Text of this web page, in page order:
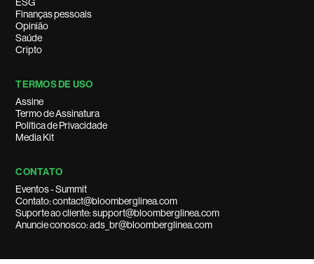
Finanças pessoais
Opinião
Saúde
Cripto
TERMOS DE USO
Assine
Termo de Assinatura
Política de Privacidade
Media Kit
CONTATO
Eventos - Summit
Contato: contact@bloomberglinea.com
Suporte ao cliente: support@bloomberglinea.com
Anuncie conosco: ads_br@bloomberglinea.com